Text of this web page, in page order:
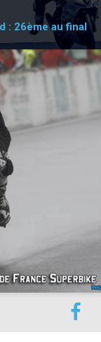
: 26ème au final